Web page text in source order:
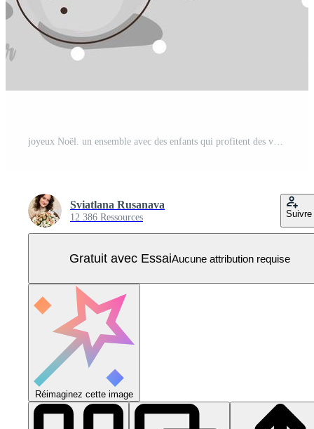
joyeux Noël. un ensemble avec des enfants qui profitent des vacances de noël par temps neigeux avec un paysage d'hiver. les enfants s'amusent et jouent avec la neige et dans la neige. Vecteur Pro
Sviatlana Rusanava
12 386 Ressources Suivre
Gratuit avec EssaiAucune attribution requise
Réimaginez cette image